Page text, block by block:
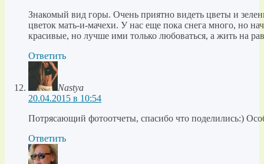
Знакомый вид горы. Очень приятно видеть цветы и
цветок мать-и-мачехи. У нас еще пока снега много, но
красивые, но лучше ими только любоваться, а жить на
Ответить
Nastya
20.04.2015 в 10:54
Потрясающий фотоотчеты, спасибо что поделились:)
Ответить